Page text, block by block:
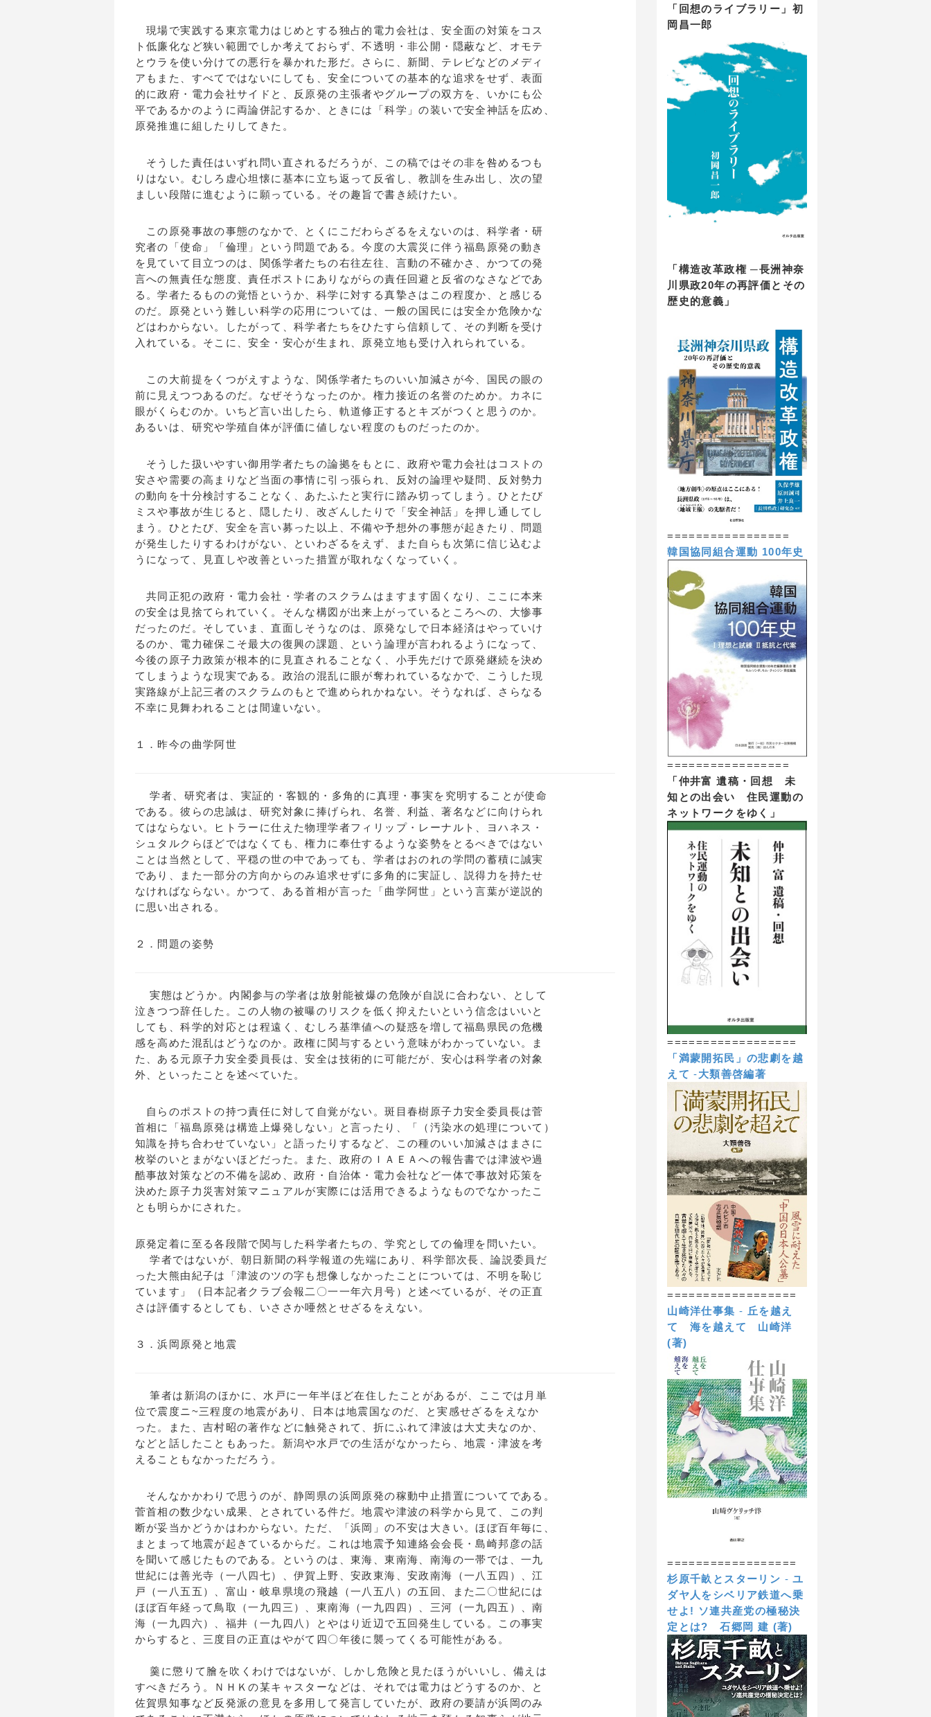
現場で実践する東京電力はじめとする独占的電力会社は、安全面の対策をコス
ト低廉化など狭い範囲でしか考えておらず、不透明・非公開・隠蔽など、オモテ
とウラを使い分けての悪行を暴かれた形だ。さらに、新聞、テレビなどのメディ
アもまた、すべてではないにしても、安全についての基本的な追求をせず、表面
的に政府・電力会社サイドと、反原発の主張者やグループの双方を、いかにも公
平であるかのように両論併記するか、ときには「科学」の装いで安全神話を広め、
原発推進に組したりしてきた。
そうした責任はいずれ問い直されるだろうが、この稿ではその非を咎めるつも
りはない。むしろ虚心坦懐に基本に立ち返って反省し、教訓を生み出し、次の望
ましい段階に進むように願っている。その趣旨で書き続けたい。
この原発事故の事態のなかで、とくにこだわらざるをえないのは、科学者・研
究者の「使命」「倫理」という問題である。今度の大震災に伴う福島原発の動き
を見ていて目立つのは、関係学者たちの右往左往、言動の不確かさ、かつての発
言への無責任な態度、責任ポストにありながらの責任回避と反省のなさなどであ
る。学者たるものの覚悟というか、科学に対する真摯さはこの程度か、と感じる
のだ。原発という難しい科学の応用については、一般の国民には安全か危険かな
どはわからない。したがって、科学者たちをひたすら信頼して、その判断を受け
入れている。そこに、安全・安心が生まれ、原発立地も受け入れられている。
この大前提をくつがえすような、関係学者たちのいい加減さが今、国民の眼の
前に見えつつあるのだ。なぜそうなったのか。権力接近の名誉のためか。カネに
眼がくらむのか。いちど言い出したら、軌道修正するとキズがつくと思うのか。
あるいは、研究や学殖自体が評価に値しない程度のものだったのか。
そうした扱いやすい御用学者たちの論拠をもとに、政府や電力会社はコストの
安さや需要の高まりなど当面の事情に引っ張られ、反対の論理や疑問、反対勢力
の動向を十分検討することなく、あたふたと実行に踏み切ってしまう。ひとたび
ミスや事故が生じると、隠したり、改ざんしたりで「安全神話」を押し通してし
まう。ひとたび、安全を言い募った以上、不備や予想外の事態が起きたり、問題
が発生したりするわけがない、といわざるをえず、また自らも次第に信じ込むよ
うになって、見直しや改善といった措置が取れなくなっていく。
共同正犯の政府・電力会社・学者のスクラムはますます固くなり、ここに本来
の安全は見捨てられていく。そんな構図が出来上がっているところへの、大惨事
だったのだ。そしていま、直面しそうなのは、原発なしで日本経済はやっていけ
るのか、電力確保こそ最大の復興の課題、という論理が言われるようになって、
今後の原子力政策が根本的に見直されることなく、小手先だけで原発継続を決め
てしまうような現実である。政治の混乱に眼が奪われているなかで、こうした現
実路線が上記三者のスクラムのもとで進められかねない。そうなれば、さらなる
不幸に見舞われることは間違いない。
１．昨今の曲学阿世
学者、研究者は、実証的・客観的・多角的に真理・事実を究明することが使命
である。彼らの忠誠は、研究対象に捧げられ、名誉、利益、著名などに向けられ
てはならない。ヒトラーに仕えた物理学者フィリップ・レーナルト、ヨハネス・
シュタルクらほどではなくても、権力に奉仕するような姿勢をとるべきではない
ことは当然として、平穏の世の中であっても、学者はおのれの学問の蓄積に誠実
であり、また一部分の方向からのみ追求せずに多角的に実証し、説得力を持たせ
なければならない。かつて、ある首相が言った「曲学阿世」という言葉が逆説的
に思い出される。
２．問題の姿勢
実態はどうか。内閣参与の学者は放射能被爆の危険が自説に合わない、として
泣きつつ辞任した。この人物の被曝のリスクを低く抑えたいという信念はいいと
しても、科学的対応とは程遠く、むしろ基準値への疑惑を増して福島県民の危機
感を高めた混乱はどうなのか。政権に関与するという意味がわかっていない。ま
た、ある元原子力安全委員長は、安全は技術的に可能だが、安心は科学者の対象
外、といったことを述べていた。
自らのポストの持つ責任に対して自覚がない。斑目春樹原子力安全委員長は菅
首相に「福島原発は構造上爆発しない」と言ったり、「（汚染水の処理について）
知識を持ち合わせていない」と語ったりするなど、この種のいい加減さはまさに
枚挙のいとまがないほどだった。また、政府のＩＡＥＡへの報告書では津波や過
酷事故対策などの不備を認め、政府・自治体・電力会社など一体で事故対応策を
決めた原子力災害対策マニュアルが実際には活用できるようなものでなかったこ
とも明らかにされた。
原発定着に至る各段階で関与した科学者たちの、学究としての倫理を問いたい。
学者ではないが、朝日新聞の科学報道の先端にあり、科学部次長、論説委員だ
った大熊由紀子は「津波のツの字も想像しなかったことについては、不明を恥じ
ています」（日本記者クラブ会報二〇一一年六月号）と述べているが、その正直
さは評価するとしても、いささか唖然とせざるをえない。
３．浜岡原発と地震
筆者は新潟のほかに、水戸に一年半ほど在住したことがあるが、ここでは月単
位で震度ニ~三程度の地震があり、日本は地震国なのだ、と実感せざるをえなか
った。また、吉村昭の著作などに触発されて、折にふれて津波は大丈夫なのか、
などと話したこともあった。新潟や水戸での生活がなかったら、地震・津波を考
えることもなかっただろう。
そんなかかわりで思うのが、静岡県の浜岡原発の稼動中止措置についてである。
菅首相の数少ない成果、とされている件だ。地震や津波の科学から見て、この判
断が妥当かどうかはわからない。ただ、「浜岡」の不安は大きい。ほぼ百年毎に、
まとまって地震が起きているからだ。これは地震予知連絡会会長・島崎邦彦の話
を聞いて感じたものである。というのは、東海、東南海、南海の一帯では、一九
世紀には善光寺（一八四七）、伊賀上野、安政東海、安政南海（一八五四）、江
戸（一八五五）、富山・岐阜県境の飛越（一八五八）の五回、また二〇世紀には
ほぼ百年経って鳥取（一九四三）、東南海（一九四四）、三河（一九四五）、南
海（一九四六）、福井（一九四八）とやはり近辺で五回発生している。この事実
からすると、三度目の正直はやがて四〇年後に襲ってくる可能性がある。
羹に懲りて膾を吹くわけではないが、しかし危険と見たほうがいいし、備えは
すべきだろう。ＮＨＫの某キャスターなどは、それでは電力はどうするのか、と
佐賀県知事など反発派の意見を多用して発言していたが、政府の要請が浜岡のみ
「回想のライブラリー」初
岡昌一郎
「構造改革政権 ─長洲神奈
川県政20年の再評価とその
歴史的意義」
=================
韓国協同組合運動 100年史
=================
「仲井富 遺稿・回想 未
知との出会い 住民運動の
ネットワークをゆく」
==================
「満蒙開拓民」の悲劇を越
えて -大類善啓編著
==================
山崎洋仕事集 - 丘を越え
て 海を越えて
山崎洋
(著)
==================
杉原千畝とスターリン -ユ
ダヤ人をシベリア鉄道へ乗
せよ! ソ連共産党の極秘決
定とは?
石郷岡 建 (著)